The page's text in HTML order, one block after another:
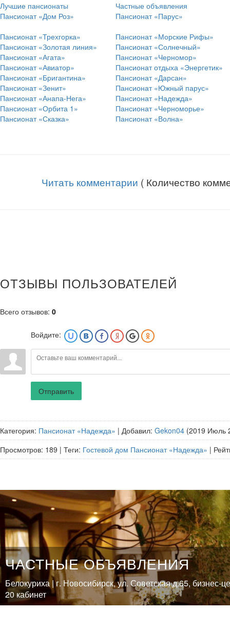
Лучшие пансионаты
Частные объявления
Пансионат «Дом Роз»
Пансионат «Парус»
Пансионат «Трехгорка»
Пансионат «Морские Рифы»
Пансионат «Золотая линия»
Пансионат «Солнечный»
Пансионат «Агата»
Пансионат «Черномор»
Пансионат «Авиатор»
Пансионат отдыха «Энергетик»
Пансионат «Бригантина»
Пансионат «Дарсан»
Пансионат «Зенит»
Пансионат «Южный парус»
Пансионат «Анапа-Нега»
Пансионат «Надежда»
Пансионат «Орбита 1»
Пансионат «Черноморье»
Пансионат «Сказка»
Пансионат «Волна»
Читать комментарии ( Количество
ОТЗЫВЫ ПОЛЬЗОВАТЕЛЕЙ
Всего отзывов: 0
Войдите:
Отправить
Категория: Пансионат «Надежда» | Добавил: Gekon04 (2019 Июль
Просмотров: 189 | Теги: Гостевой дом Пансионат «Надежда» |
ЧАСТНЫЕ ОБЪЯВЛЕНИЯ
Белокуриха | г. Новосибирск, ул. Советская д.65, бизнес-
20 кабинет